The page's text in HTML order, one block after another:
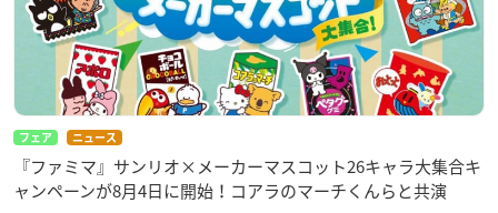
フェア ニュース
『ファミマ』サンリオ×メーカーマスコット26キャラ大集合キ
ャンペーンが8月4日に開始！コアラのマーチくんらと共演